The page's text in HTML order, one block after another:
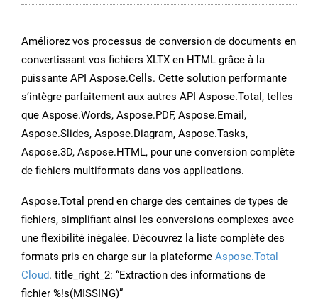
Améliorez vos processus de conversion de documents en
convertissant vos fichiers XLTX en HTML grâce à la
puissante API Aspose.Cells. Cette solution performante
s’intègre parfaitement aux autres API Aspose.Total, telles
que Aspose.Words, Aspose.PDF, Aspose.Email,
Aspose.Slides, Aspose.Diagram, Aspose.Tasks,
Aspose.3D, Aspose.HTML, pour une conversion complète
de fichiers multiformats dans vos applications.
Aspose.Total prend en charge des centaines de types de
fichiers, simplifiant ainsi les conversions complexes avec
une flexibilité inégalée. Découvrez la liste complète des
formats pris en charge sur la plateforme Aspose.Total
Cloud. title_right_2: “Extraction des informations de
fichier %!s(MISSING)”